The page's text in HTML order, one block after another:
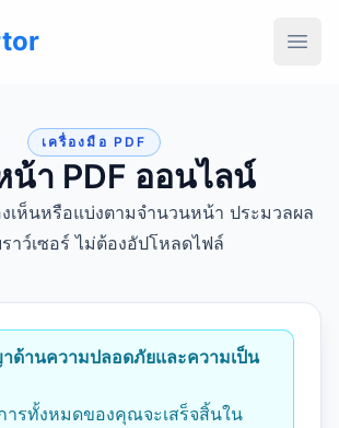
เครื่องมือ PDF
น้า PDF ออนไลน์
เห็นหรือแบ่งตามจำนวนหน้า ประมวลผล
ราว์เซอร์ ไม่ต้องอัปโหลดไฟล์
านความปลอดภัยและความเป็น
ารทั้งหมดของคุณจะเสร็จสิ้นใน